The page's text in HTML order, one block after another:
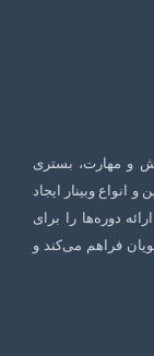
ارتقای دانش و مهارت، بستری
انواع وبینار ایجاد
دوره‌ها را برای
فراهم می‌کند و